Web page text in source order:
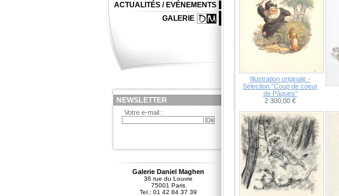
Illustration originale -
Sélection "Coup de coeur
de Pâques"
2 300,00 €
ACTUALITÉS / EVÉNEMENTS
GALERIE
NEWSLETTER
Votre e-mail :
Galerie Daniel Maghen
36 rue du Louvre
75001 Paris
Tel.: 01 42 84 37 39